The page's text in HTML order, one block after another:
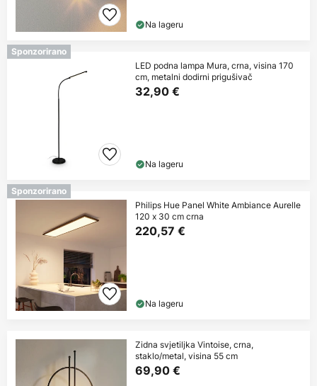
Na lageru
Sponzorirano
LED podna lampa Mura, crna, visina 170
cm, metalni dodirni prigušivač
32,90 €
Na lageru
Sponzorirano
Philips Hue Panel White Ambiance Aurelle
120 x 30 cm crna
220,57 €
Na lageru
Zidna svjetiljka Vintoise, crna,
staklo/metal, visina 55 cm
69,90 €